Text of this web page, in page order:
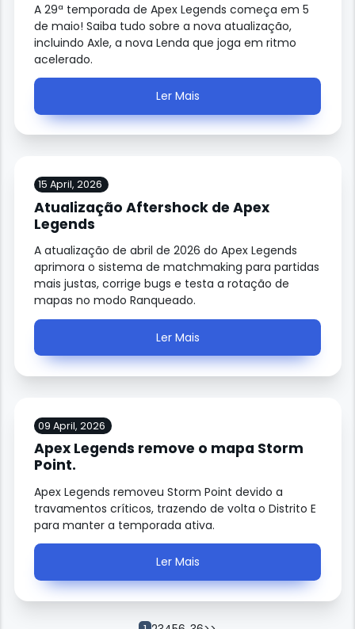
A 29ª temporada de Apex Legends começa em 5
de maio! Saiba tudo sobre a nova atualização,
incluindo Axle, a nova Lenda que joga em ritmo
acelerado.
Ler Mais
15 April, 2026
Atualização Aftershock de Apex
Legends
A atualização de abril de 2026 do Apex Legends
aprimora o sistema de matchmaking para partidas
mais justas, corrige bugs e testa a rotação de
mapas no modo Ranqueado.
Ler Mais
09 April, 2026
Apex Legends remove o mapa Storm
Point.
Apex Legends removeu Storm Point devido a
travamentos críticos, trazendo de volta o Distrito E
para manter a temporada ativa.
Ler Mais